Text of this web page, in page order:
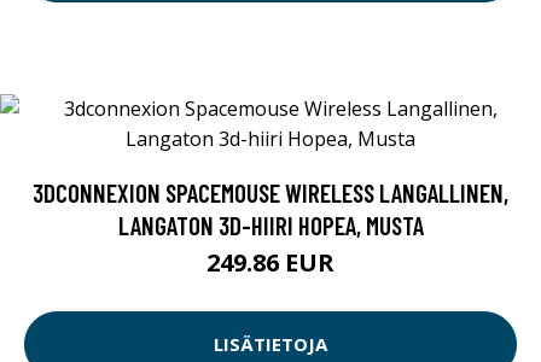
3DCONNEXION SPACEMOUSE WIRELESS LANGALLINEN,
LANGATON 3D-HIIRI HOPEA, MUSTA
249.86 EUR
LISÄTIETOJA